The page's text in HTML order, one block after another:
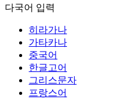
다국어 입력
히라가나
가타카나
중국어
한글고어
그리스문자
프랑스어